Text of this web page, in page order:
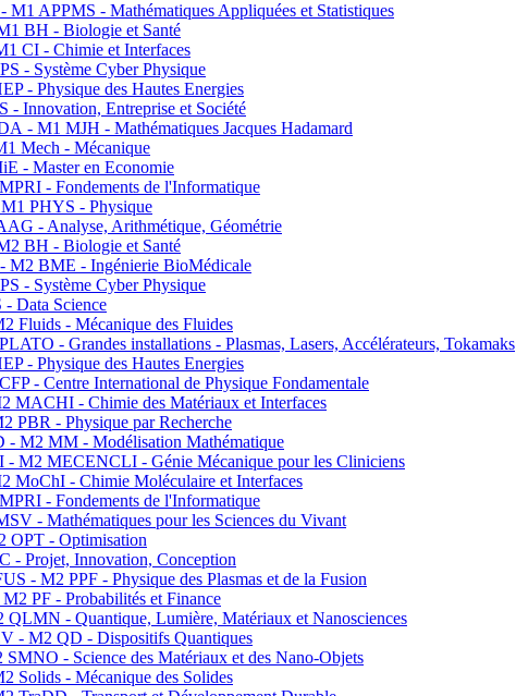
APPMS - Mathématiques Appliquées et Statistiques
BH - Biologie et Santé
CI - Chimie et Interfaces
- Système Cyber Physique
- Physique des Hautes Energies
- Innovation, Entreprise et Société
- M1 MJH - Mathématiques Jacques Hadamard
Mech - Mécanique
- Master en Economie
- Fondements de l'Informatique
PHYS - Physique
- Analyse, Arithmétique, Géométrie
BH - Biologie et Santé
BME - Ingénierie BioMédicale
- Système Cyber Physique
Data Science
Fluids - Mécanique des Fluides
- Grandes installations - Plasmas, Lasers, Accélérateurs, Tokamaks
- Physique des Hautes Energies
- Centre International de Physique Fondamentale
MACHI - Chimie des Matériaux et Interfaces
PBR - Physique par Recherche
M2 MM - Modélisation Mathématique
M2 MECENCLI - Génie Mécanique pour les Cliniciens
MoChI - Chimie Moléculaire et Interfaces
- Fondements de l'Informatique
- Mathématiques pour les Sciences du Vivant
OPT - Optimisation
- Projet, Innovation, Conception
- M2 PPF - Physique des Plasmas et de la Fusion
PF - Probabilités et Finance
- Quantique, Lumière, Matériaux et Nanosciences
- M2 QD - Dispositifs Quantiques
- Science des Matériaux et des Nano-Objets
Solids - Mécanique des Solides